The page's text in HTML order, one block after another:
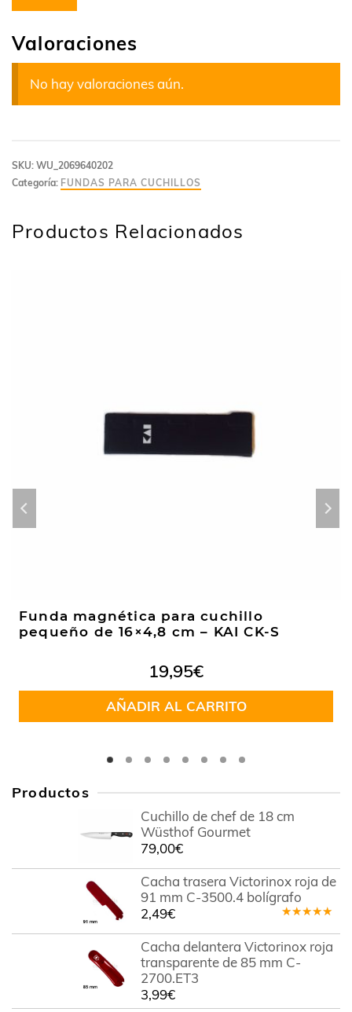
Valoraciones
No hay valoraciones aún.
SKU: WU_2069640202
Categoría: FUNDAS PARA CUCHILLOS
Productos Relacionados
Funda magnética para cuchillo
pequeño de 16×4,8 cm – KAI CK-S
19,95€
AÑADIR AL CARRITO
Productos
Cuchillo de chef de 18 cm
Wüsthof Gourmet
79,00€
Cacha trasera Victorinox roja de
91 mm C-3500.4 bolígrafo
en5.00de
5
2,49€
Cacha delantera Victorinox roja
transparente de 85 mm C-
2700.ET3
3,99€